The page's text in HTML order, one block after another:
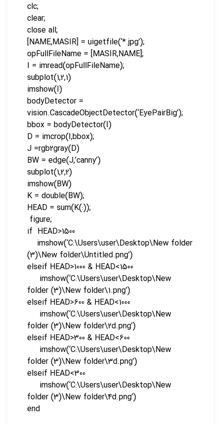
clc;
clear;
close all;
[NAME,MASIR] = uigetfile(‘*.jpg’);
opFullFileName = [MASIR,NAME];
I = imread(opFullFileName);
subplot(1,2,1)
imshow(I)
bodyDetector =
vision.CascadeObjectDetector(‘EyePairBig’);
bbox = bodyDetector(I)
D = imcrop(I,bbox);
J =rgb2gray(D)
BW = edge(J,’canny’)
subplot(1,2,2)
imshow(BW)
K = double(BW);
HEAD = sum(K(:));
figure;
if HEAD>1500
imshow(‘C:\Users\user\Desktop\New folder
(3)\New folder\Untitled.png’)
elseif HEAD>1000 & HEAD<1500
imshow(‘C:\Users\user\Desktop\New
folder (3)\New folder\1.png’)
elseif HEAD>600 & HEAD<1000
imshow(‘C:\Users\user\Desktop\New
folder (3)\New folder\2d.png’)
elseif HEAD>300 & HEAD<600
imshow(‘C:\Users\user\Desktop\New
folder (3)\New folder\3d.png’)
elseif HEAD<300
imshow(‘C:\Users\user\Desktop\New
folder (3)\New folder\4d.png’)
end